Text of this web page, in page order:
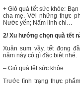
+ Giỏ quà tết sức khỏe:
cha mẹ. Với những thực
Nước yến; Nấm linh chi…
2/ Xu hướng chọn quà tết
Xuân sum vầy, tết đong
năm này có gì đặc biệt nhé.
– Giỏ quà tết sức khỏe
Trước tình trạng thực